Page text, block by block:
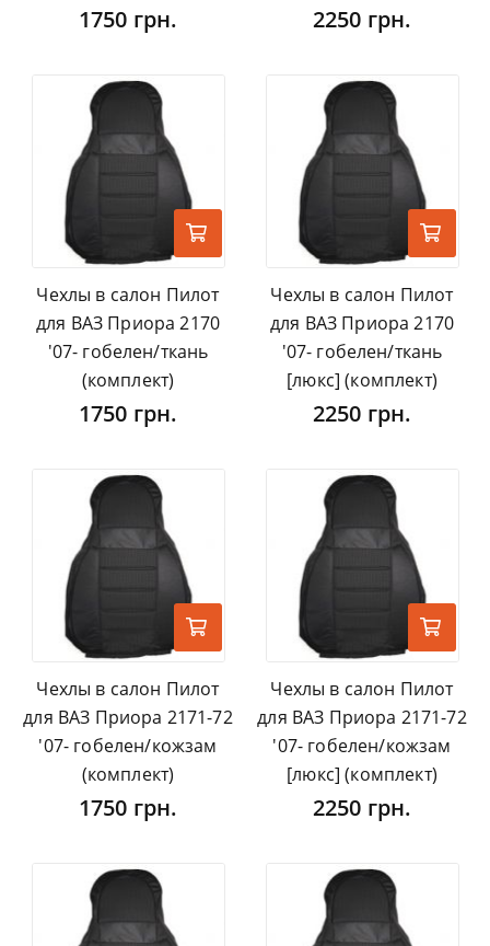
1750 грн. 2250 грн.
Чехлы в салон Пилот
для ВАЗ Приора 2170
'07- гобелен/ткань
(комплект)
1750 грн.
Чехлы в салон Пилот
для ВАЗ Приора 2170
'07- гобелен/ткань
[люкс] (комплект)
2250 грн.
Чехлы в салон Пилот
для ВАЗ Приора 2171-72
'07- гобелен/кожзам
(комплект)
1750 грн.
Чехлы в салон Пилот
для ВАЗ Приора 2171-72
'07- гобелен/кожзам
[люкс] (комплект)
2250 грн.